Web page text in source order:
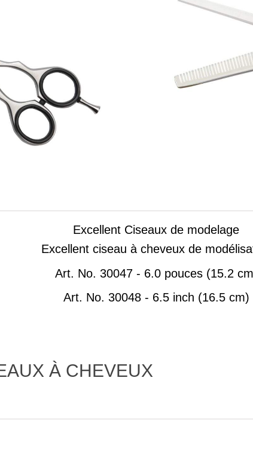
Excellent Ciseaux de modelage
Excellent ciseau à cheveux de
Art. No. 30047 - 6.0 pouces (15.2
Art. No. 30048 - 6.5 inch (16.5 cm)
À CHEVEUX